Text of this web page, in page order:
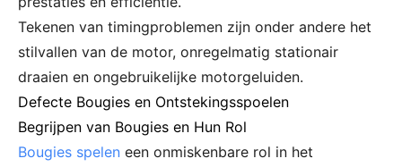
Tekenen van timingproblemen zijn onder andere het
stilvallen van de motor, onregelmatig stationair
draaien en ongebruikelijke motorgeluiden.
Defecte Bougies en Ontstekingsspoelen
Begrijpen van Bougies en Hun Rol
Bougies spelen een onmiskenbare rol in het